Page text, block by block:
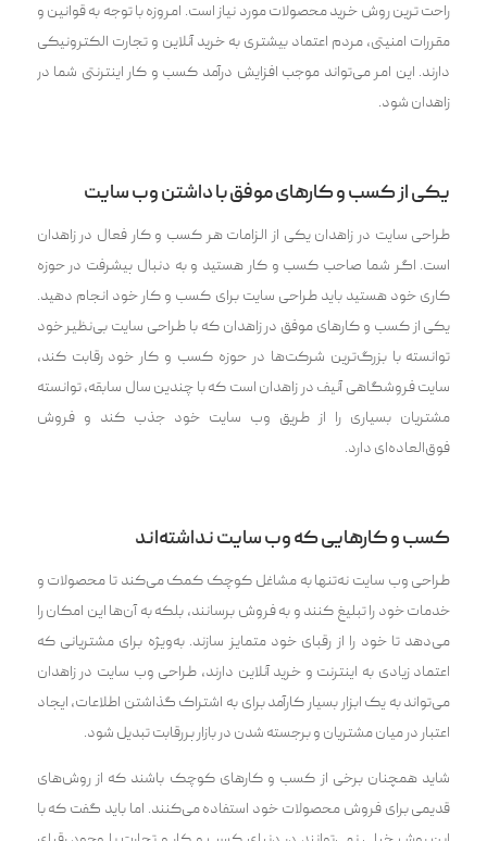
راحت ‌ترین روش خرید محصولات مورد نیاز است. امروزه با توجه به قوانین و
مقررات امنیتی، مردم اعتماد بیشتری به خرید آنلاین و تجارت الکترونیکی
دارند. این امر می‌تواند موجب افزایش درآمد کسب ‌و کار اینترنتی شما در
زاهدان شود.
یکی از کسب و کار‌های موفق با داشتن وب سایت
طراحی سایت در زاهدان یکی از الزامات هر کسب و کار فعال در زاهدان
است. اگر شما صاحب کسب و کار هستید و به دنبال پیشرفت در حوزه
کاری خود هستید باید طراحی سایت برای کسب و کار خود انجام دهید.
یکی از کسب‌ و کار‌های موفق در زاهدان که با طراحی سایت ‌بی‌نظیر خود
توانسته با ‌بزرگ‌‌ترین شرکت‌ها در حوزه کسب‌ و کار خود رقابت کند،
سایت فروشگاهی آنیف در زاهدان است که با چندین سال سابقه، توانسته
مشتریان بسیاری را از طریق وب سایت خود جذب کند و فروش
فوق‌العاده‌ای دارد.
کسب و کارهایی که وب سایت نداشته‌اند
طراحی وب سایت نه‌تنها به مشاغل کوچک کمک می‌کند تا محصولات و
خدمات خود را تبلیغ کنند و به فروش برسانند، بلکه به آن‌ها این امکان را
می‌دهد تا خود را از رقبای خود متمایز سازند. به‌ویژه برای مشتریانی که
اعتماد زیادی به اینترنت و خرید آنلاین دارند، طراحی وب سایت در زاهدان
می‌تواند به یک ابزار بسیار کارآمد برای به اشتراک گذاشتن اطلاعات، ایجاد
اعتبار در میان مشتریان و برجسته شدن در بازار پررقابت تبدیل شود.
شاید همچنان برخی از کسب و کارهای کوچک باشند که از روش‌های
قدیمی برای فروش محصولات خود استفاده می‌کنند. اما باید گفت که با